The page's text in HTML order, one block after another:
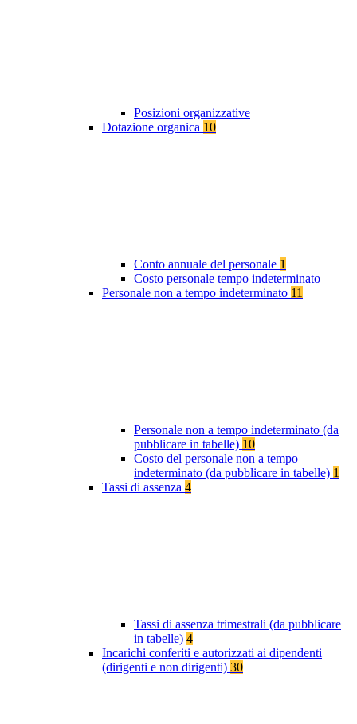
Posizioni organizzative
Dotazione organica 10
Conto annuale del personale 1
Costo personale tempo indeterminato
Personale non a tempo indeterminato 11
Personale non a tempo indeterminato (da
pubblicare in tabelle) 10
Costo del personale non a tempo
indeterminato (da pubblicare in tabelle) 1
Tassi di assenza 4
Tassi di assenza trimestrali (da pubblicare
in tabelle) 4
Incarichi conferiti e autorizzati ai dipendenti
(dirigenti e non dirigenti) 30